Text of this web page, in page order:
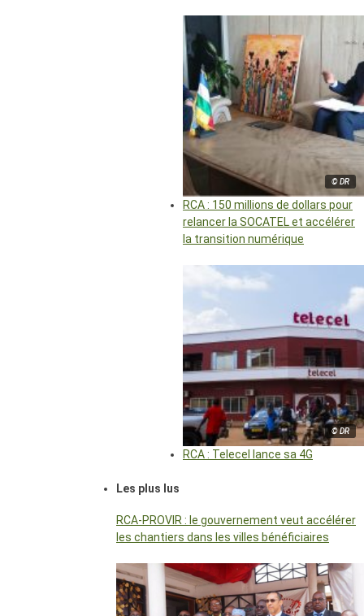
© DR
RCA : 150 millions de dollars pour
relancer la SOCATEL et accélérer
la transition numérique
© DR
RCA : Telecel lance sa 4G
Les plus lus
RCA-PROVIR : le gouvernement veut accélérer
les chantiers dans les villes bénéficiaires